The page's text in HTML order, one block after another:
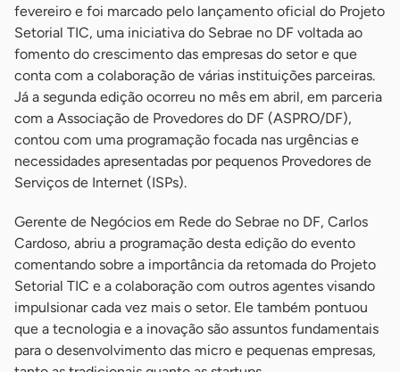
fevereiro e foi marcado pelo lançamento oficial do Projeto
Setorial TIC, uma iniciativa do Sebrae no DF voltada ao
fomento do crescimento das empresas do setor e que
conta com a colaboração de várias instituições parceiras.
Já a segunda edição ocorreu no mês em abril, em parceria
com a Associação de Provedores do DF (ASPRO/DF),
contou com uma programação focada nas urgências e
necessidades apresentadas por pequenos Provedores de
Serviços de Internet (ISPs).
Gerente de Negócios em Rede do Sebrae no DF, Carlos
Cardoso, abriu a programação desta edição do evento
comentando sobre a importância da retomada do Projeto
Setorial TIC e a colaboração com outros agentes visando
impulsionar cada vez mais o setor. Ele também pontuou
que a tecnologia e a inovação são assuntos fundamentais
para o desenvolvimento das micro e pequenas empresas,